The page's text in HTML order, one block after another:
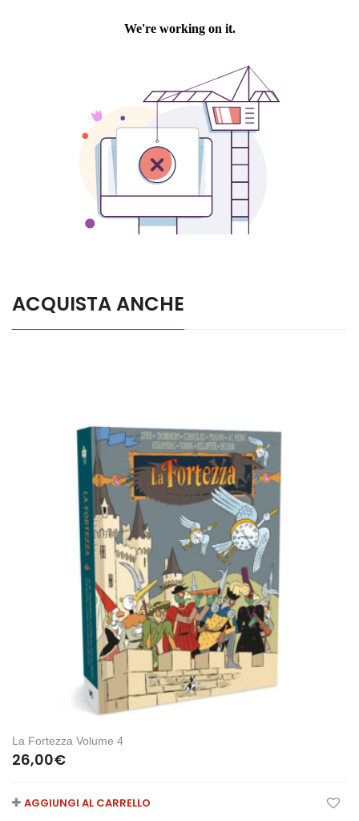
ACQUISTA ANCHE
La Fortezza Volume 4
26,00€
AGGIUNGI AL CARRELLO